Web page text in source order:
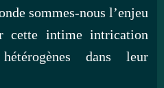
sommes-nous l’enjeu
cette intime intrication
dans leur